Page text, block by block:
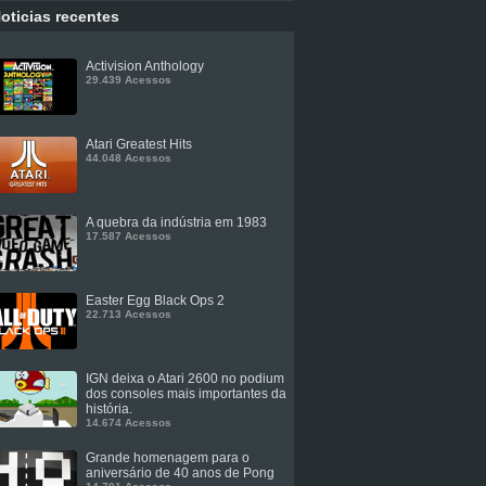
recentes
Activision Anthology
29.439 Acessos
Atari Greatest Hits
44.048 Acessos
A quebra da indústria em 1983
17.587 Acessos
Easter Egg Black Ops 2
22.713 Acessos
IGN deixa o Atari 2600 no podium
dos consoles mais importantes da
história.
14.674 Acessos
Grande homenagem para o
aniversário de 40 anos de Pong